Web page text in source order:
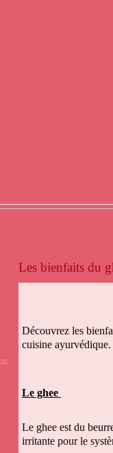
Les bienfaits du
Découvrez les
cuisine ayurvédique.
Le ghee
Le ghee est du
irritante pour le